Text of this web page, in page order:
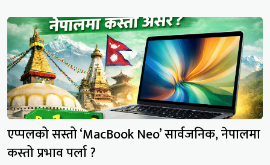
एप्पलको सस्तो ‘MacBook Neo’ सार्वजनिक, नेपालमा
कस्तो प्रभाव पर्ला ?